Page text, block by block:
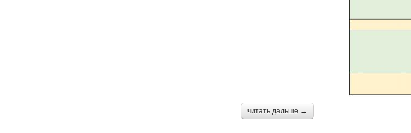
читать дальше →